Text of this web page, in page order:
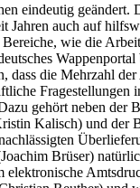
eindeutig geändert.
Jahren auch auf
wie die
dass die Mehrzahl
Fragestellungen
gehört neben der
Kalisch) und der
Brüser)
elektronische